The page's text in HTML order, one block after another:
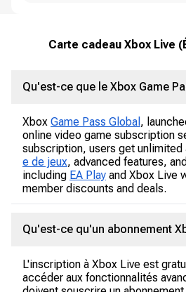
Carte cadeau Xbox Live
Qu'est-ce que le Xbox Game
Xbox Game Pass Global ,
online video game subscription
subscription, users get unlimited
e de jeux, advanced features,
including EA Play and Xbox Live
member discounts and deals.
Qu'est-ce qu'un abonnement
L'inscription à Xbox Live est
accéder aux fonctionnalités